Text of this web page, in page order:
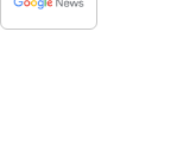
Elazığ